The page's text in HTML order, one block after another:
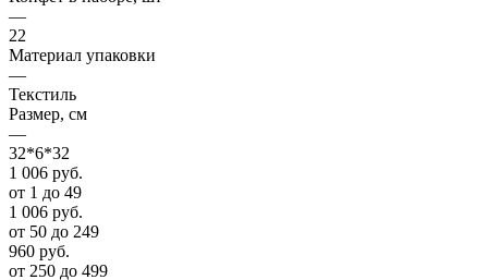
—
22
Материал упаковки
—
Текстиль
Размер, см
—
32*6*32
1 006 руб.
от 1 до 49
1 006 руб.
от 50 до 249
960 руб.
от 250 до 499